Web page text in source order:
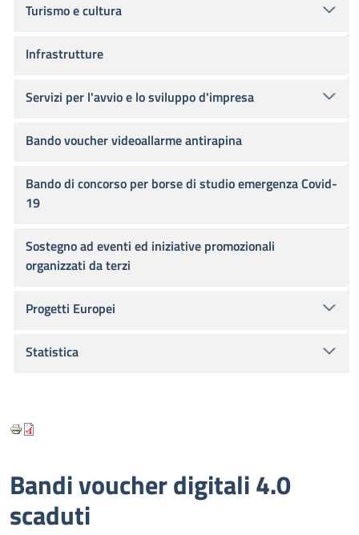
Bandi voucher digitali 4.0
scaduti
Turismo e cultura
Infrastrutture
Servizi per l'avvio e lo sviluppo d'impresa
Bando voucher videoallarme antirapina
Bando di concorso per borse di studio emergenza Covid-
19
Sostegno ad eventi ed iniziative promozionali
organizzati da terzi
Progetti Europei
Statistica